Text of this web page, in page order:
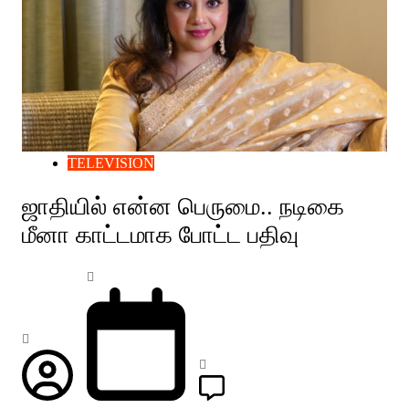
TELEVISION
ஜாதியில் என்ன பெருமை.. நடிகை
மீனா காட்டமாக போட்ட பதிவு